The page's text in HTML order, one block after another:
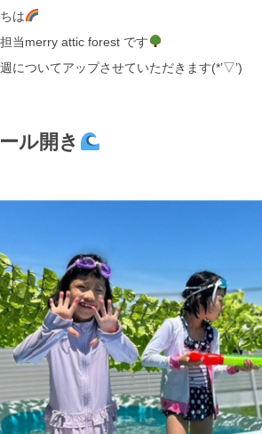
は
当merry attic forest です
についてアップさせていただきます(*’▽’)
ル開き